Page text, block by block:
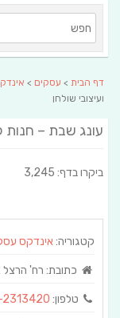
דף הבית > עסקים >
ועיצובי שולחן
עונג שבת – חנות
ביקרו בדף: 3,245
קטגוריה:אינדקס
כתובת: רח' הרצל 62, כיכר היונים, אופקים
טלפון: